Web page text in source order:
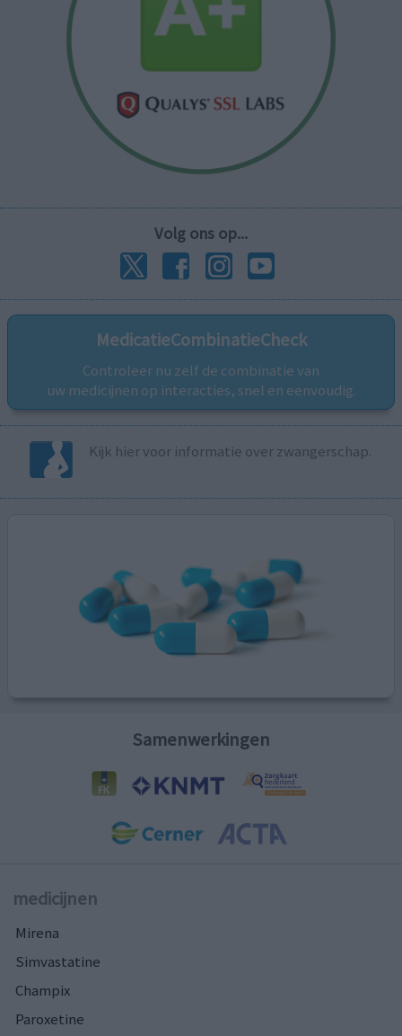
Volg ons op...
MedicatieCombinatieCheck
Controleer nu zelf de combinatie van
uw medicijnen op interacties, snel en eenvoudig.
Kijk hier voor informatie over zwangerschap.
Samenwerkingen
medicijnen
Mirena
Simvastatine
Champix
Paroxetine